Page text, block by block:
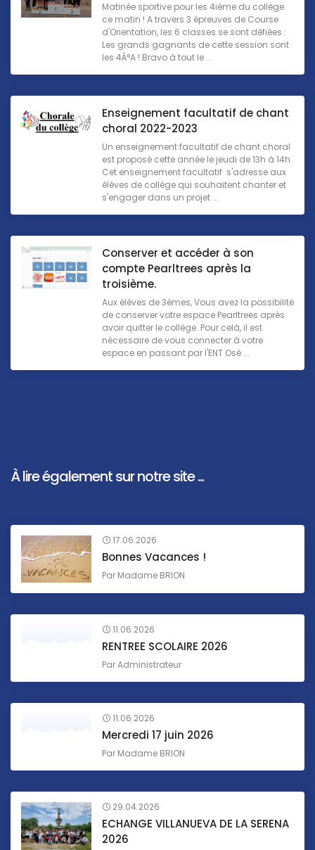
Matinée sportive pour les 4ième du collège
ce matin ! A travers 3 épreuves de Course
d'Orientation, les 6 classes se sont défiées :
Les grands gagnants de cette session sont
les 4Â°A ! Bravo à tout le ...
Enseignement facultatif de chant
choral 2022-2023
Un enseignement facultatif de chant choral
est proposé cette année le jeudi de 13h à 14h.
Cet enseignement facultatif s'adresse aux
élèves de collège qui souhaitent chanter et
s'engager dans un projet ...
Conserver et accéder à son
compte Pearltrees après la
troisième.
Aux élèves de 3èmes, Vous avez la possibilité
de conserver votre espace Pearltrees après
avoir quitter le collège. Pour celà, il est
nécessaire de vous connecter à votre
espace en passant par l'ENT Osé ...
À lire également sur notre site ...
17.06.2026
Bonnes Vacances !
Par Madame BRION
11.06.2026
RENTREE SCOLAIRE 2026
ParAdministrateur
11.06.2026
Mercredi 17 juin 2026
Par Madame BRION
29.04.2026
ECHANGE VILLANUEVA DE LA SERENA
2026